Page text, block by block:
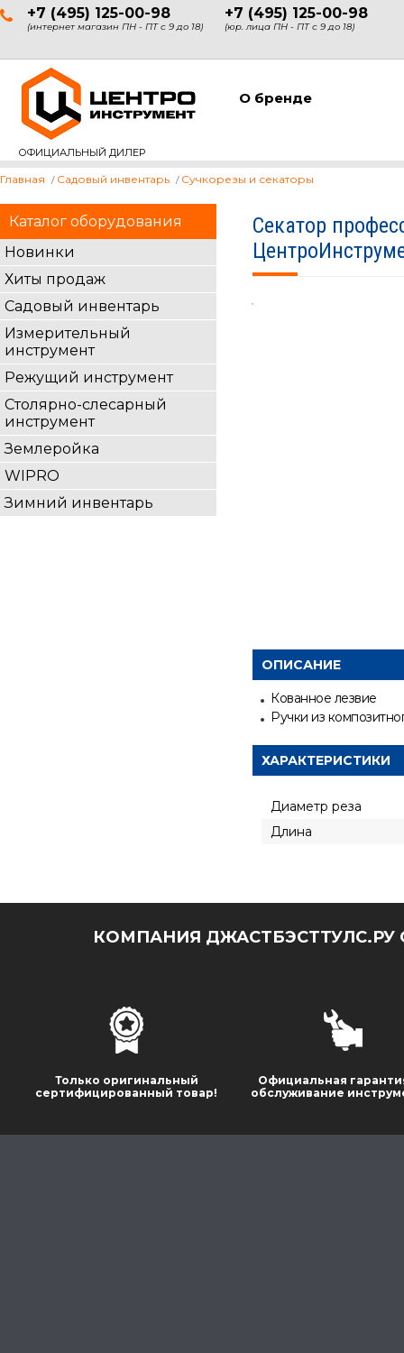
+7 (495) 125-00-98
(интернет магазин ПН - ПТ с 9 до 18)
+7 (495) 125-00-98
(юр. лица ПН - ПТ с 9 до 18)
ОФИЦИАЛЬНЫЙ ДИЛЕР
О бренде
Каталог оборудования
Новинки
Хиты продаж
Садовый инвентарь
Измерительный
инструмент
Режущий инструмент
Столярно-слесарный
инструмент
Землеройка
WIPRO
Зимний инвентарь
Главная Садовый инвентарь Сучкорезы и секаторы
Секатор
ОПИСАНИЕ
Кованное лезвие
Ручки из
ХАРАКТЕРИСТИКИ
Диаметр реза
Длина
КОМПАНИЯ
Только оригинальный
сертифицированный товар!
Официальная
обслуживание